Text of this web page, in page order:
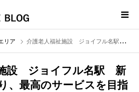
リア 介護老人福祉施設 ジョイフル名駅 新な仲間が加わり、最高のサービスを目指す！
設 ジョイフル名駅 新
、最高のサービスを目指